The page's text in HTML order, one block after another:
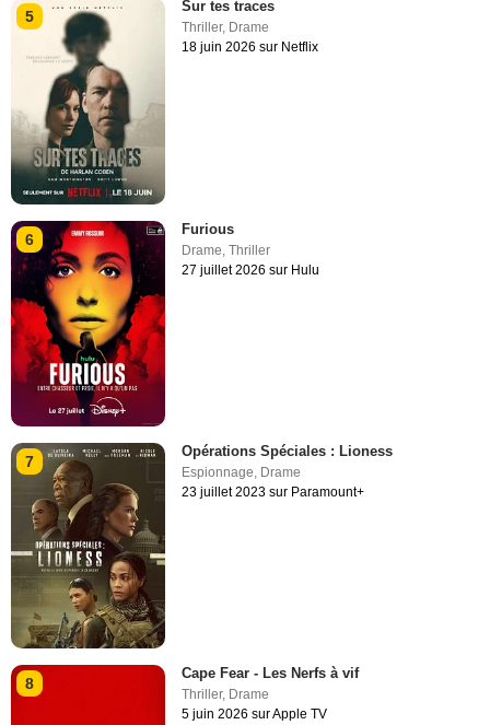
5
Sur tes traces
Thriller, Drame
18 juin 2026 sur Netflix
6
Furious
Drame ,Thriller
27 juillet 2026 sur Hulu
7
Opérations Spéciales : Lioness
Espionnage, Drame
23 juillet 2023 sur Paramount+
8
Cape Fear - Les Nerfs à vif
Thriller, Drame
5 juin 2026 sur Apple TV